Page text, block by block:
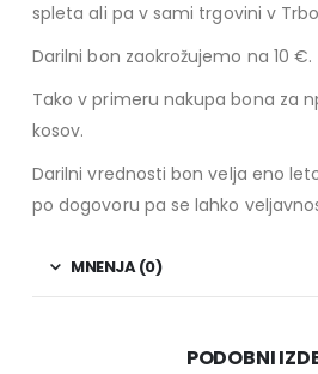
spleta ali pa v sami trgovini v
Darilni bon zaokrožujemo na 10 €.
Tako v primeru nakupa bona za
kosov.
Darilni vrednosti bon velja eno
po dogovoru pa se lahko
MNENJA (0)
PODOBNI